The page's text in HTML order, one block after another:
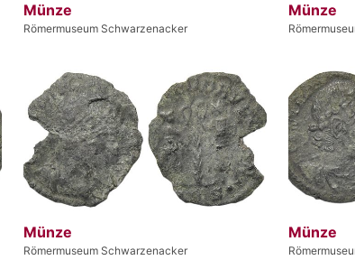
Münze
Römermuseum Schwarzenacker
Münze
Münze
Römermuseum Schwarzenacker
Münze